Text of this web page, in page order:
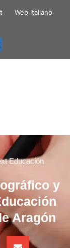
Web Italiano
Educación
y
Aragón